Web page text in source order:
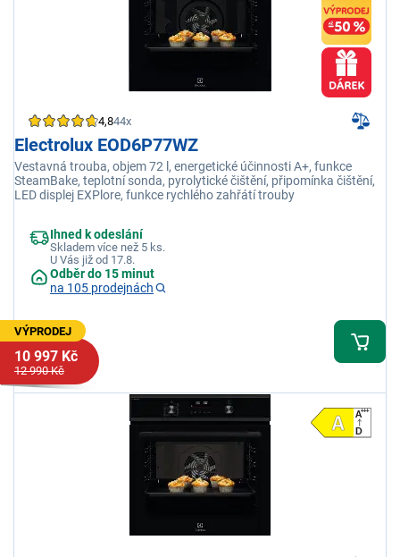
4,844x
Electrolux EOD6P77WZ
Vestavná trouba, objem 72 l, energetické účinnosti A+, funkce
SteamBake, teplotní sonda, pyrolytické čištění, připomínka čištění,
LED displej EXPlore, funkce rychlého zahřátí trouby
Ihned k odeslání
Skladem více než 5 ks.
U Vás již od 17.8.
Odběr do 15 minut
na 105 prodejnách
VÝPRODEJ
10 997 Kč
12 990 Kč